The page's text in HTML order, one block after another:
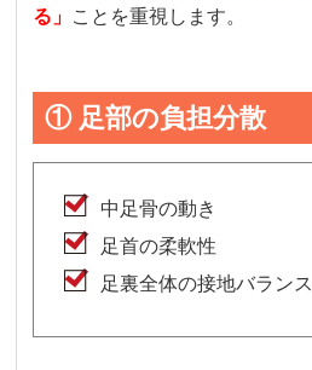
る」 ことを重視します。
① 足部の負担分散
中足骨の動き
足首の柔軟性
足裏全体の接地バランス